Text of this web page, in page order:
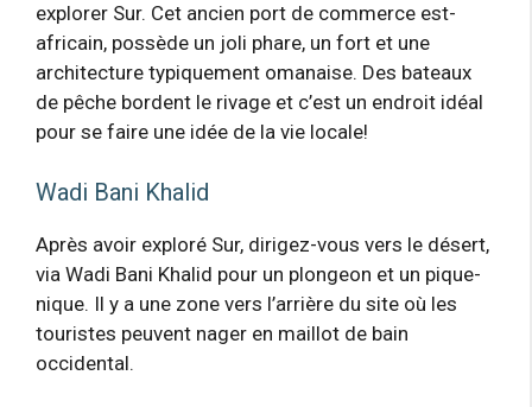
explorer Sur. Cet ancien port de commerce est-
africain, possède un joli phare, un fort et une
architecture typiquement omanaise. Des bateaux
de pêche bordent le rivage et c’est un endroit idéal
pour se faire une idée de la vie locale!
Wadi Bani Khalid
Après avoir exploré Sur, dirigez-vous vers le désert,
via Wadi Bani Khalid pour un plongeon et un pique-
nique. Il y a une zone vers l’arrière du site où les
touristes peuvent nager en maillot de bain
occidental.